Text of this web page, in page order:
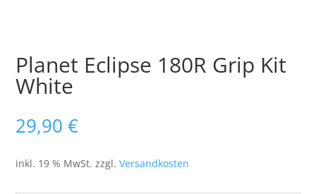
Planet Eclipse 180R Grip Kit
White
29,90€
inkl. 19 % MwSt. zzgl.Versandkosten